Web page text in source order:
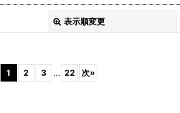
表示順変更
1 2 3 ... 22 次»